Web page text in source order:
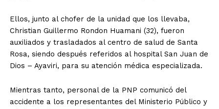
Ellos, junto al chofer de la unidad que los llevaba,
Christian Guillermo Rondon Huamani (32), fueron
auxiliados y trasladados al centro de salud de Santa
Rosa, siendo después referidos al hospital San Juan de
Dios – Ayaviri, para su atención médica especializada.
Mientras tanto, personal de la PNP comunicó del
accidente a los representantes del Ministerio Público y